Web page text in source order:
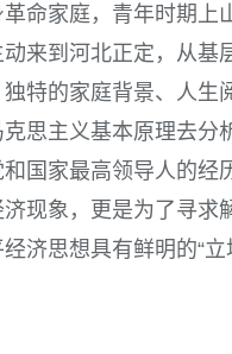
命家庭，青年时期
来到河北正定，从基
特的家庭背景、人
思主义基本原理去
国家最高领导人的经
现象，更是为了寻
济思想具有鲜明的“立